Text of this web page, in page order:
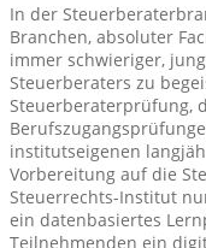
In der
Branchen, absoluter
immer schwieriger,
Steuerberaters zu
Steuerberaterprüfung,
institutseigenen
Vorbereitung auf die
Steuerrechts-Institut
ein datenbasiertes
Teilnehmenden ein